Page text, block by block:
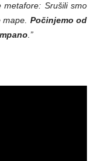
Srušili smo
Počinjemo od
.”